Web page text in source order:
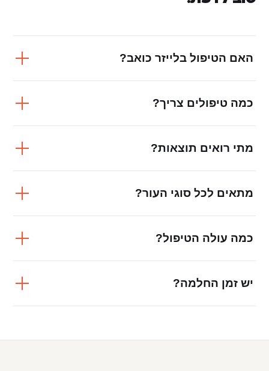
האם הטיפול בלייזר כואב?
כמה טיפולים צריך?
מתי רואים תוצאות?
מתאים לכל סוגי העור?
כמה עולה הטיפול?
יש זמן החלמה?